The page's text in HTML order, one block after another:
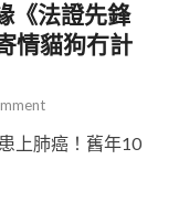
《法證先鋒
情貓狗冇計
上肺癌！舊年10